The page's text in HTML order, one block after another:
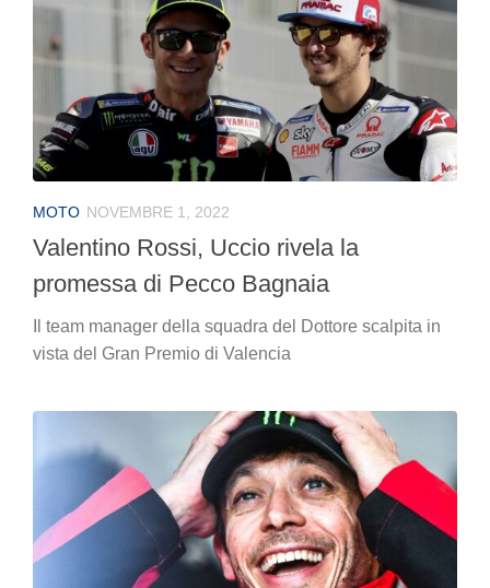
MOTO NOVEMBRE 1, 2022
Valentino Rossi, Uccio rivela la
promessa di Pecco Bagnaia
Il team manager della squadra del Dottore scalpita in
vista del Gran Premio di Valencia